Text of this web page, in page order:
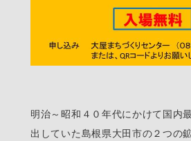
明治～昭和４０年代にかけて国内
出していた島根県大田市の２つの